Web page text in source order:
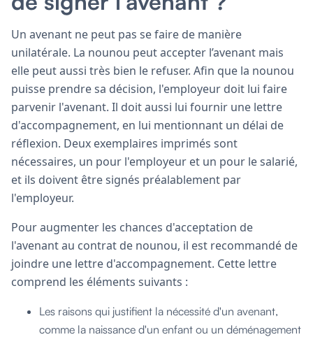
Un avenant ne peut pas se faire de manière
unilatérale. La nounou peut accepter l’avenant mais
elle peut aussi très bien le refuser. Afin que la nounou
puisse prendre sa décision, l'employeur doit lui faire
parvenir l'avenant. Il doit aussi lui fournir une lettre
d'accompagnement, en lui mentionnant un délai de
réflexion. Deux exemplaires imprimés sont
nécessaires, un pour l'employeur et un pour le salarié,
et ils doivent être signés préalablement par
l'employeur.
Pour augmenter les chances d'acceptation de
l'avenant au contrat de nounou, il est recommandé de
joindre une lettre d'accompagnement. Cette lettre
comprend les éléments suivants :
Les raisons qui justifient la nécessité d'un avenant,
comme la naissance d'un enfant ou un déménagement